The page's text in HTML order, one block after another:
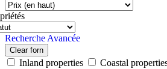
Recherche Avancée
Clear forn
Inland properties Coastal